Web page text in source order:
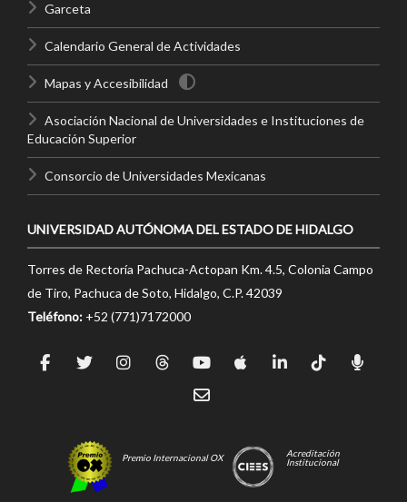
Garceta
Calendario General de Actividades
Mapas y Accesibilidad
Asociación Nacional de Universidades e Instituciones de
Educación Superior
Consorcio de Universidades Mexicanas
UNIVERSIDAD AUTÓNOMA DEL ESTADO DE HIDALGO
Torres de Rectoría Pachuca-Actopan Km. 4.5, Colonia Campo
de Tiro, Pachuca de Soto, Hidalgo, C.P. 42039
Teléfono: +52 (771)7172000
Premio Internacional OX
Acreditación
Institucional